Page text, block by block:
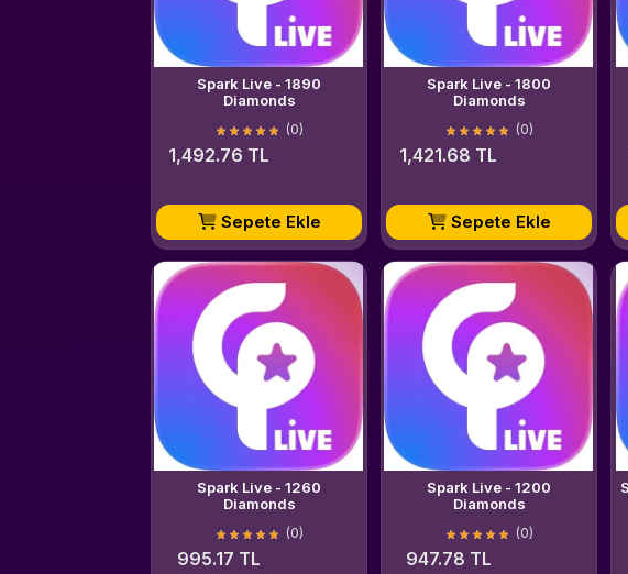
Spark Live - 1890
Diamonds
(0)
1,492.76 TL
Sepete Ekle
Spark Live - 1800
Diamonds
(0)
1,421.68 TL
Sepete Ekle
Spark Live - 1260
Diamonds
(0)
995.17 TL
Spark Live - 1200
Diamonds
(0)
947.78 TL